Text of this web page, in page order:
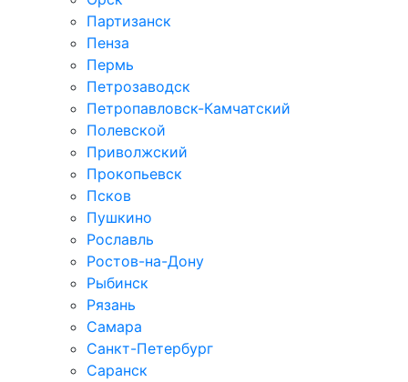
Партизанск
Пенза
Пермь
Петрозаводск
Петропавловск-Камчатский
Полевской
Приволжский
Прокопьевск
Псков
Пушкино
Рославль
Ростов-на-Дону
Рыбинск
Рязань
Самара
Санкт-Петербург
Саранск